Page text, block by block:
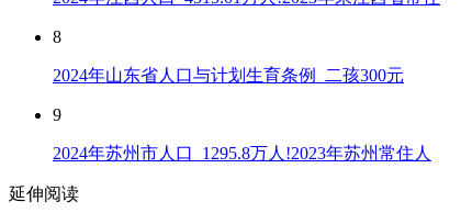
8
2024年山东省人口与计划生育条例_二孩300元
9
2024年苏州市人口_1295.8万人!2023年苏州常住人
延伸阅读